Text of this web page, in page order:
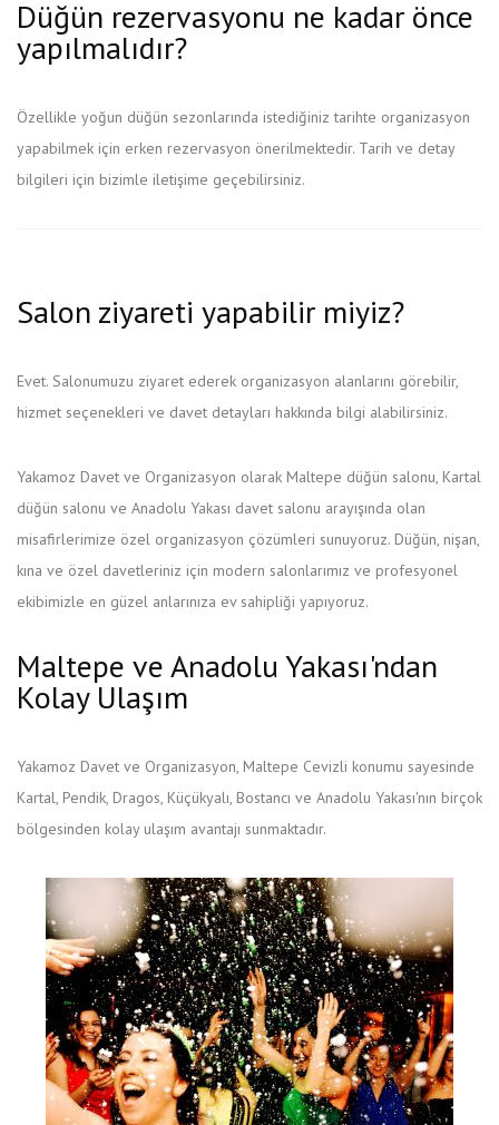
Düğün rezervasyonu ne kadar önce
yapılmalıdır?
Özellikle yoğun düğün sezonlarında istediğiniz tarihte organizasyon
yapabilmek için erken rezervasyon önerilmektedir. Tarih ve detay
bilgileri için bizimle iletişime geçebilirsiniz.
Salon ziyareti yapabilir miyiz?
Evet. Salonumuzu ziyaret ederek organizasyon alanlarını görebilir,
hizmet seçenekleri ve davet detayları hakkında bilgi alabilirsiniz.
Yakamoz Davet ve Organizasyon olarak Maltepe düğün salonu, Kartal
düğün salonu ve Anadolu Yakası davet salonu arayışında olan
misafirlerimize özel organizasyon çözümleri sunuyoruz. Düğün, nişan,
kına ve özel davetleriniz için modern salonlarımız ve profesyonel
ekibimizle en güzel anlarınıza ev sahipliği yapıyoruz.
Maltepe ve Anadolu Yakası'ndan
Kolay Ulaşım
Yakamoz Davet ve Organizasyon, Maltepe Cevizli konumu sayesinde
Kartal, Pendik, Dragos, Küçükyalı, Bostancı ve Anadolu Yakası'nın birçok
bölgesinden kolay ulaşım avantajı sunmaktadır.